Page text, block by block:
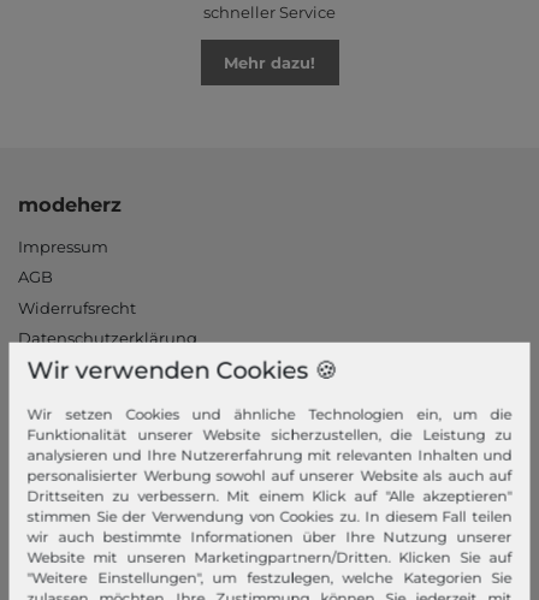
schneller Service
Mehr dazu!
modeherz
Impressum
AGB
Widerrufsrecht
Datenschutzerklärung
Datenschutzeinstellungen
Jobs
Unsere Stores
Mein Konto
Login
Neukunde?
Wir verwenden Cookies 🍪
Wir setzen Cookies und ähnliche Technologien ein, um die
Funktionalität unserer Website sicherzustellen, die Leistung zu
analysieren und Ihre Nutzererfahrung mit relevanten Inhalten und
personalisierter Werbung sowohl auf unserer Website als auch auf
Drittseiten zu verbessern. Mit einem Klick auf "Alle akzeptieren"
stimmen Sie der Verwendung von Cookies zu. In diesem Fall teilen
wir auch bestimmte Informationen über Ihre Nutzung unserer
Website mit unseren Marketingpartnern/Dritten. Klicken Sie auf
"Weitere Einstellungen", um festzulegen, welche Kategorien Sie